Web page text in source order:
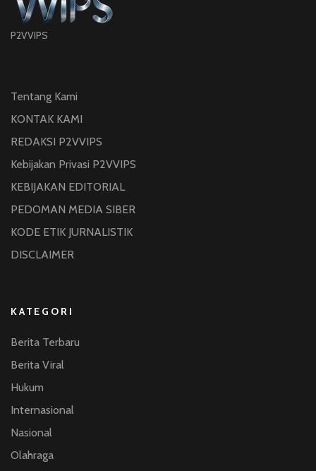
P2VVIPS
Tentang Kami
KONTAK KAMI
REDAKSI P2VVIPS
Kebijakan Privasi P2VVIPS
KEBIJAKAN EDITORIAL
PEDOMAN MEDIA SIBER
KODE ETIK JURNALISTIK
DISCLAIMER
KATEGORI
Berita Terbaru
Berita Viral
Hukum
Internasional
Nasional
Olahraga